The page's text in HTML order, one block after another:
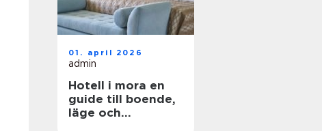
01. april 2026
admin
Hotell i mora en
guide till boende,
läge och